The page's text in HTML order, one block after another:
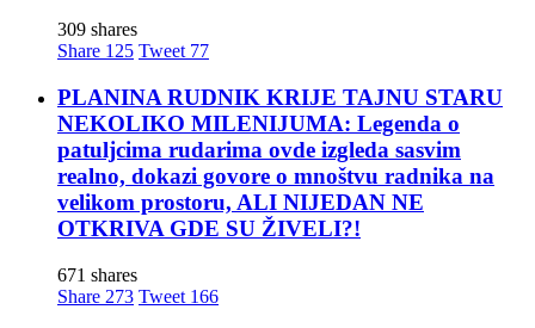
309 shares
Share 125 Tweet 77
PLANINA RUDNIK KRIJE TAJNU STARU
NEKOLIKO MILENIJUMA: Legenda o
patuljcima rudarima ovde izgleda sasvim
realno, dokazi govore o mnoštvu radnika na
velikom prostoru, ALI NIJEDAN NE
OTKRIVA GDE SU ŽIVELI?!
671 shares
Share 273 Tweet 166